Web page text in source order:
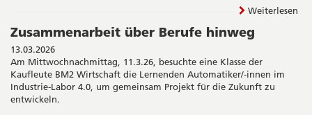
Weiterlesen
Zusammenarbeit über Berufe hinweg
13.03.2026
Am Mittwochnachmittag, 11.3.26, besuchte eine Klasse der
Kaufleute BM2 Wirtschaft die Lernenden Automatiker/-innen im
Industrie-Labor 4.0, um gemeinsam Projekt für die Zukunft zu
entwickeln.